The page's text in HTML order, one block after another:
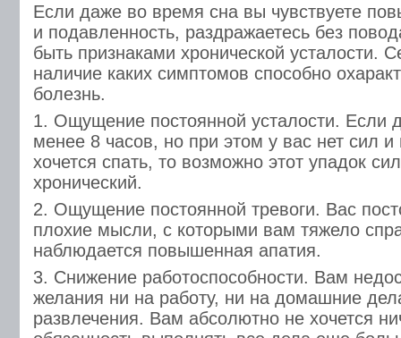
Если даже во время сна вы чувствуете
и подавленность, раздражаетесь без
быть признаками хронической усталости.
наличие каких симптомов способно
болезнь.
1. Ощущение постоянной усталости. Если
менее 8 часов, но при этом у вас нет сил
хочется спать, то возможно этот упадок
хронический.
2. Ощущение постоянной тревоги. Вас
плохие мысли, с которыми вам тяжело
наблюдается повышенная апатия.
3. Снижение работоспособности. Вам
желания ни на работу, ни на домашние
развлечения. Вам абсолютно не хочется